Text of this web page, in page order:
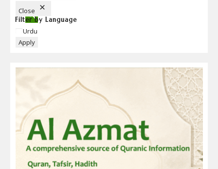
Close
Filter by Language
Language
Urdu
Apply